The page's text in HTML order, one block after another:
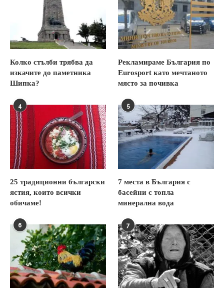
Колко стълби трябва да
изкачите до паметника
Шипка?
Рекламираме България по
Eurosport като мечтаното
място за почивка
4
25 традиционни български
ястия, които всички
обичаме!
5
7 места в България с
басейни с топла
минерална вода
6 7